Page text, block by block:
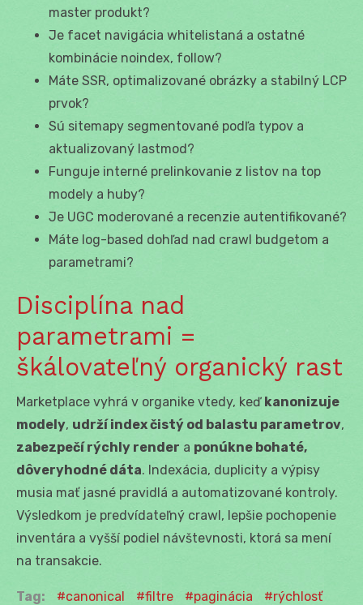
master produkt?
Je facet navigácia whitelistaná a ostatné
kombinácie noindex, follow?
Máte SSR, optimalizované obrázky a stabilný LCP
prvok?
Sú sitemapy segmentované podľa typov a
aktualizovaný lastmod?
Funguje interné prelinkovanie z listov na top
modely a huby?
Je UGC moderované a recenzie autentifikované?
Máte log-based dohľad nad crawl budgetom a
parametrami?
Disciplína nad
parametrami =
škálovateľný organický rast
Marketplace vyhrá v organike vtedy, keď kanonizuje
modely, udrží index čistý od balastu parametrov,
zabezpečí rýchly render a ponúkne bohaté,
dôveryhodné dáta. Indexácia, duplicity a výpisy
musia mať jasné pravidlá a automatizované kontroly.
Výsledkom je predvídateľný crawl, lepšie pochopenie
inventára a vyšší podiel návštevnosti, ktorá sa mení
na transakcie.
Tag: canonical filtre paginácia
rýchlosť